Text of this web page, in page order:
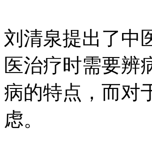
刘清泉提出了中
医治疗时需要辨
病的特点，而对
虑。